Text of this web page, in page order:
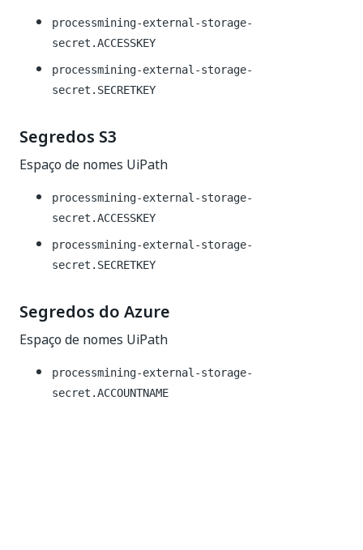
processmining-external-storage-
secret.ACCESSKEY
processmining-external-storage-
secret.SECRETKEY
Segredos S3
Espaço de nomes UiPath
processmining-external-storage-
secret.ACCESSKEY
processmining-external-storage-
secret.SECRETKEY
Segredos do Azure
Espaço de nomes UiPath
processmining-external-storage-
secret.ACCOUNTNAME